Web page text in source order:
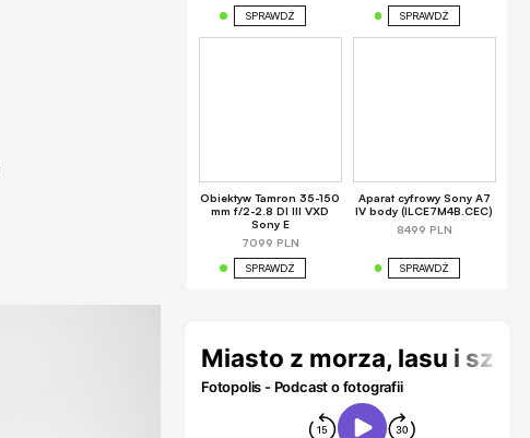
SPRAWDŹ SPRAWDŹ
Obiektyw Tamron 35-150
mm f/2-2.8 DI III VXD
Sony E
7099 PLN
SPRAWDŹ
Aparat cyfrowy Sony A7
IV body (ILCE7M4B.CEC)
8499 PLN
SPRAWDŹ